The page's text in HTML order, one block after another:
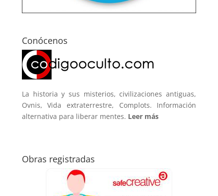
Conócenos
La historia y sus misterios, civilizaciones antiguas,
Ovnis, Vida extraterrestre, Complots. Información
alternativa para liberar mentes. Leer más
Obras registradas